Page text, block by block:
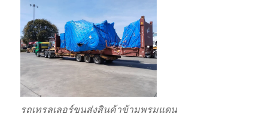
รถเทรลเลอร์ขนส่งสินค้าข้ามพรมแดน